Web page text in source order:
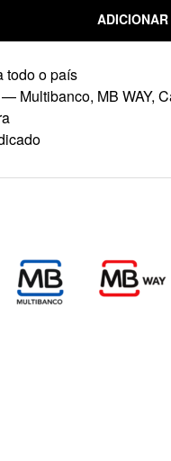
ADICIONAR
todo o país
Multibanco, MB WAY,